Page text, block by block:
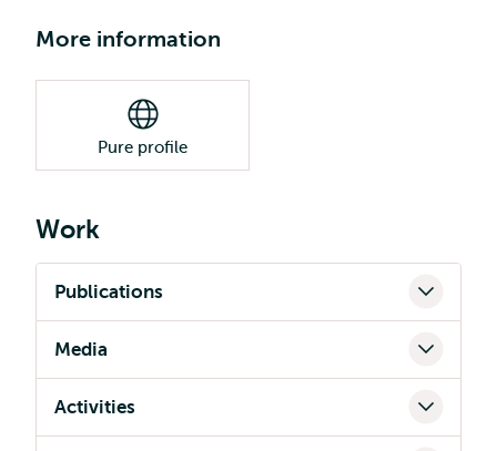
More information
Pure profile
Work
Publications
Media
Activities